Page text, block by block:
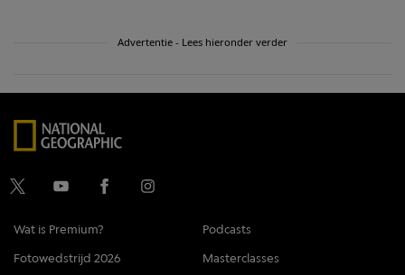
Advertentie - Lees hieronder verder
Wat is Premium?
Podcasts
Fotowedstrijd 2026
Masterclasses